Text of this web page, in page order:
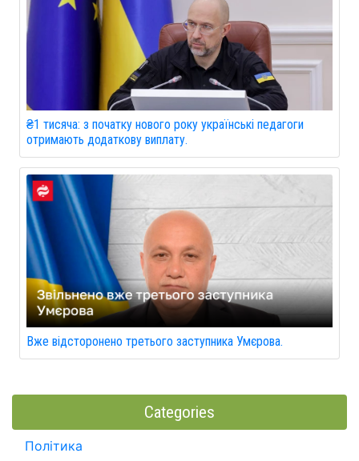
₴1 тисяча: з початку нового року українські педагоги
отримають додаткову виплату.
Вже відсторонено третього заступника Умєрова.
Categories
Політика